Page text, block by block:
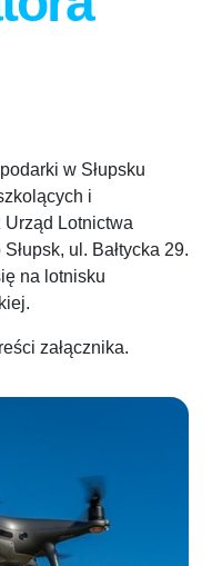
w Słupsku
i
Lotnictwa
ul. Bałtycka 29.
na lotnisku
załącznika.